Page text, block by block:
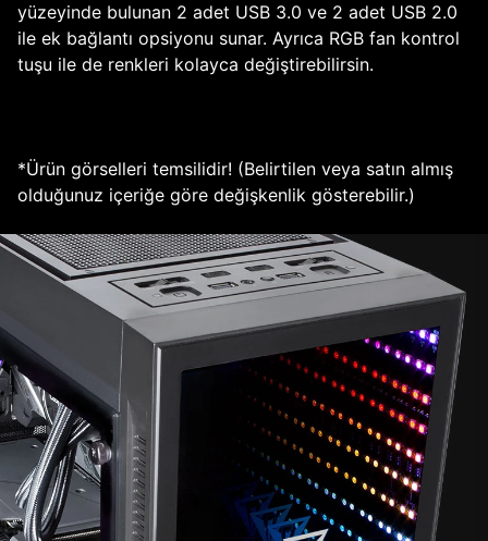
yüzeyinde bulunan 2 adet USB 3.0 ve 2 adet USB 2.0
ile ek bağlantı opsiyonu sunar. Ayrıca RGB fan kontrol
tuşu ile de renkleri kolayca değiştirebilirsin.
*Ürün görselleri temsilidir! (Belirtilen veya satın almış
olduğunuz içeriğe göre değişkenlik gösterebilir.)